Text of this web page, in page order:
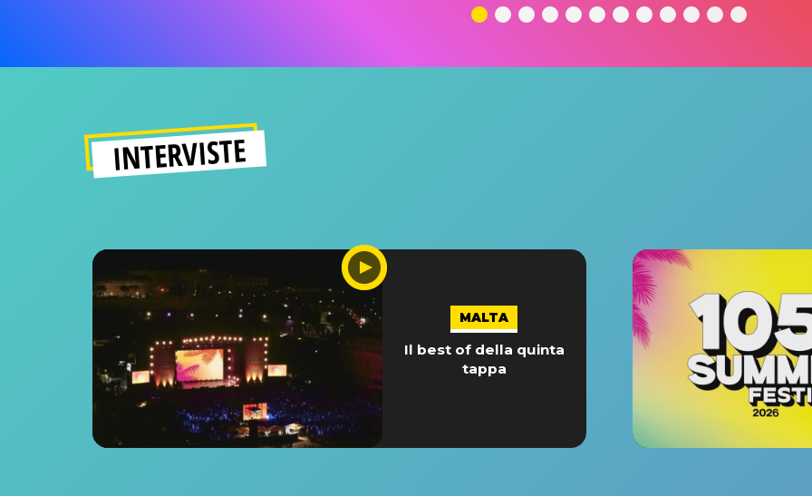
INTERVISTE
MALTA
Il best of della quinta
tappa